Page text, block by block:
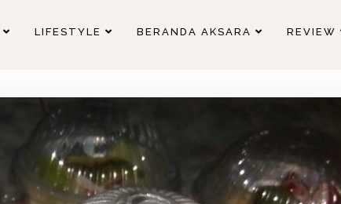
LIFESTYLE BERANDA AKSARA REVIEW